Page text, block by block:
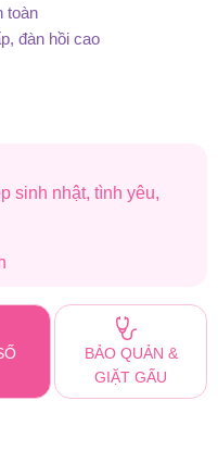
toàn
đàn hồi cao
sinh nhật, tình yêu,
BẢO QUẢN &
GIẶT GẤU